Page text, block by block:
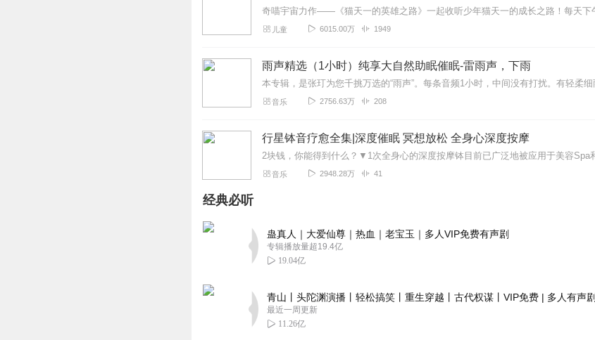
儿童 6015.00万 1949
雨声精选（1小时）纯享大自然助眠催眠-雷雨声，下雨
音乐 2756.63万 208
行星钵音疗愈全集|深度催眠 冥想放松 全身心深度按摩
音乐 2948.28万 41
经典必听
蛊真人｜大爱仙尊｜热血｜老宝玉｜多人VIP免费有声剧
专辑播放量超19.4亿
19.04亿
青山丨头陀渊演播丨轻松搞笑丨重生穿越丨古代权谋丨VIP免费 | 多人有声剧
最近一周更新
11.26亿